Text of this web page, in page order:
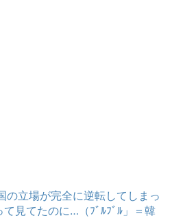
の立場が完全に逆転してしまっ
見てたのに…（ﾌﾞﾙﾌﾞﾙ」＝韓